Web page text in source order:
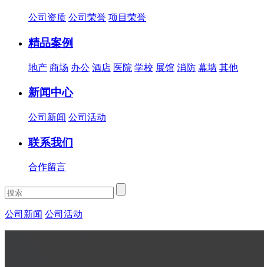
公司资质 公司荣誉 项目荣誉
精品案例
地产 商场 办公 酒店 医院 学校 展馆 消防 幕墙 其他
新闻中心
公司新闻 公司活动
联系我们
合作留言
公司新闻 公司活动